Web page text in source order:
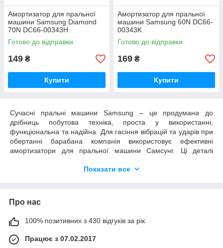
Амортизатор для пральної
машини Samsung Diamond
70N DC66-00343H
Готово до відправки
149 ₴
Купити
Амортизатор для пральної
машини Samsung 60N DC66-
00343K
Готово до відправки
169 ₴
Купити
Сучасні пральні машини Samsung – це продумана до
дрібниць побутова техніка, проста у використанні,
функціональна та надійна. Для гасіння вібрацій та ударів при
обертанні барабана компанія використовує ефективні
амортизатори для пральної машини Самсунг. Ці деталі
продовжують термін служби вузлів та деталей.
виробником, мають компактні розміри і невелику вагу, але
складається з циліндричного корпусу, всередині якого
Показати все
Про нас
100% позитивних з 430 відгуків за рік
Працює з 07.02.2017